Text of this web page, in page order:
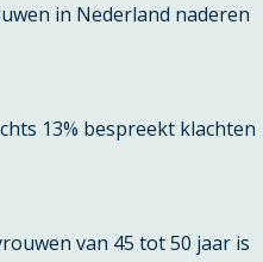
in Nederland naderen
13% bespreekt klachten
van 45 tot 50 jaar is